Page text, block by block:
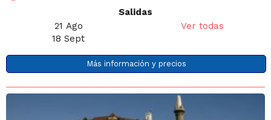
Salidas
21 Ago
18 Sept
Ver todas
Más información y precios